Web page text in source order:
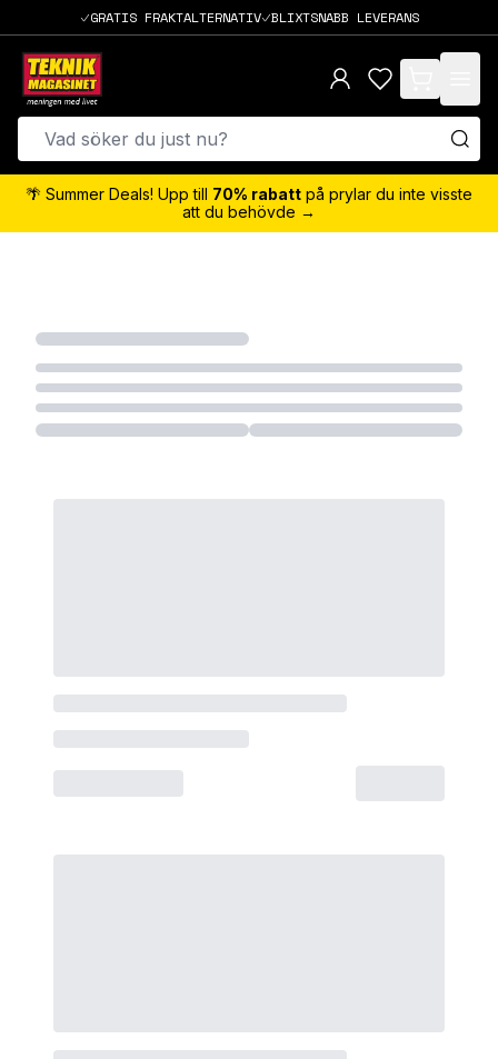
GRATIS FRAKTALTERNATIV BLIXTSNABB LEVERANS
items in cart,
🌴 Summer Deals! Upp till 70% rabatt på prylar du inte visste
att du behövde →